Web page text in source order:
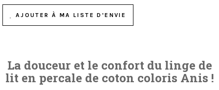
AJOUTER À MA LISTE D'ENVIE
La douceur et le confort du linge de
lit en percale de coton coloris Anis !